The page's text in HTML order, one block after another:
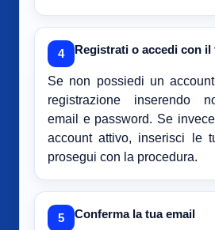
4 Registrati o accedi con
Se non possiedi un
registrazione inserendo
email e password. Se
account attivo, inserisci le
prosegui con la procedura.
5 Conferma la tua email